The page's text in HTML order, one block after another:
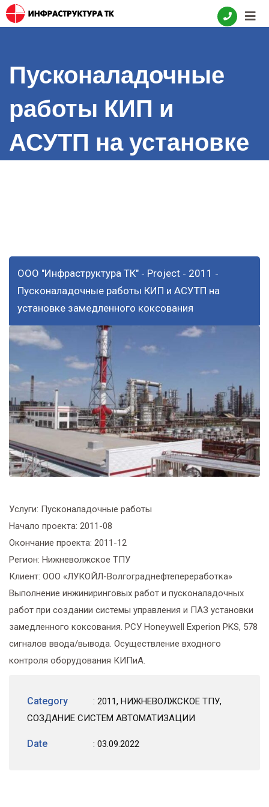
Skip
to
Пусконаладочные
работы КИП и
АСУТП на установке
ООО "Инфраструктура ТК" - Project - 2011 -
Пусконаладочные работы КИП и АСУТП на
установке замедленного коксования
Услуги: Пусконаладочные работы
Начало проекта: 2011-08
Окончание проекта: 2011-12
Регион: Нижневолжское ТПУ
Клиент: ООО «ЛУКОЙЛ-Волгограднефтепереработка»
Выполнение инжиниринговых работ и пусконаладочных
работ при создании системы управления и ПАЗ установки
замедленного коксования. РСУ Honeywell Experion PKS, 578
сигналов ввода/вывода. Осуществление входного
контроля оборудования КИПиА.
Category : 2011, НИЖНЕВОЛЖСКОЕ ТПУ,
СОЗДАНИЕ СИСТЕМ АВТОМАТИЗАЦИИ
Date : 03.09.2022